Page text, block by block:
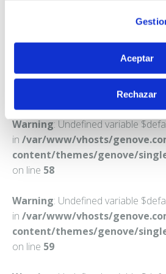
Aceptar
Rechazar
Warning: Undefined variable
in /var/www/vhosts/
content/themes/genove/
on line 58
Warning: Undefined variable
in /var/www/vhosts/
content/themes/genove/
on line 59